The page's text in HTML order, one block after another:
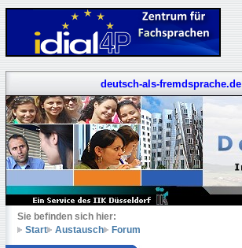
deutsch-als-fremdsprache.de
Sie befinden sich hier:
Start
Austausch Forum